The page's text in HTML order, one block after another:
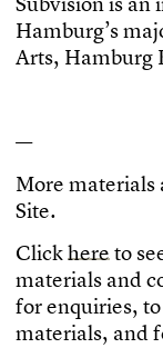
Hamburg’smaj
Arts, Hamburg
—
More materials
Site.
Clickhereto se
materials andc
forenquiries, to
materials, andf